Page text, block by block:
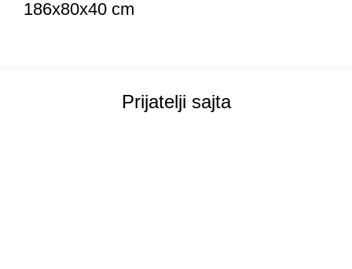
186x80x40 cm
Prijatelji sajta